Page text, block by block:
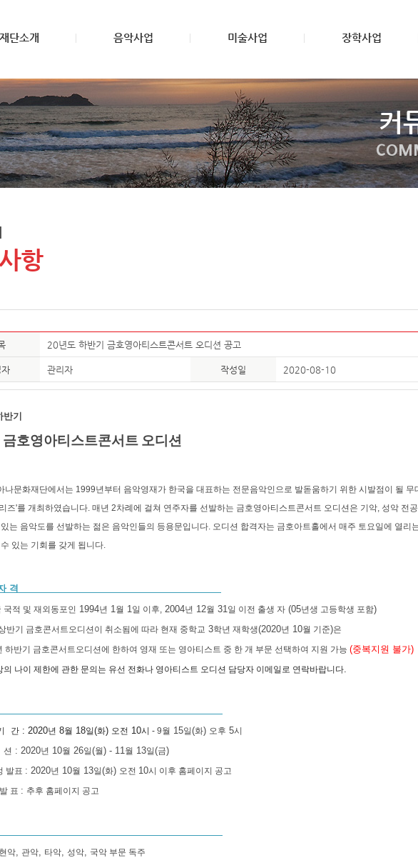
재단소개 음악사업 미술사업 장학사업
커
항
20년도 하반기 금호영아티스트콘서트 오디션 공고
자 관리자 작성일 2020-08-10
반기
금호영아티스트콘서트 오디션
나문화재단에서는 1999년부터 음악영재가 한국을 대표하는 전문음악인으로 발돋움하기 위한 시발점이 될 무
즈'를 개최하였습니다. 매년 2차례에 걸쳐 연주자를 선발하는 금호영아티스트콘서트 오디션은 기악, 성악 전
는 음악도를 선발하는 젊은 음악인들의 등용문입니다. 오디션 합격자는 금호아트홀에서 매주 토요일에 열리
있는 기회를 갖게 됩니다.
격
국적 및 재외동포인 1994년 1월 1일 이후, 2004년 12월 31일 이전 출생 자 (05년생 고등학생 포함)
반기 금호콘서트오디션이 취소됨에 따라 현재 중학교 3학년 재학생(2020년 10월 기준)은
하반기 금호콘서트오디션에 한하여 영재 또는 영아티스트 중 한 개 부문 선택하여 지원 가능 (중복지원 불가)
의 나이 제한에 관한 문의는 유선 전화나 영아티스트 오디션 담당자 이메일로 연락바랍니다.
간 : 2020년 8월 18일(화) 오전 10시 - 9월 15일(화) 오후 5시
: 2020년 10월 26일(월) - 11월 13일(금)
발표 : 2020년 10월 13일(화) 오전 10시 이후 홈페이지 공고
표 : 추후 홈페이지 공고
현악, 관악, 타악, 성악, 국악 부문 독주